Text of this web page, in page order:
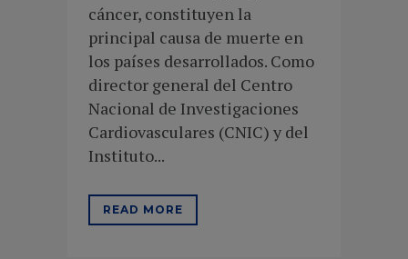
cáncer, constituyen la
principal causa de muerte en
los países desarrollados. Como
director general del Centro
Nacional de Investigaciones
Cardiovasculares (CNIC) y del
Instituto...
READ MORE